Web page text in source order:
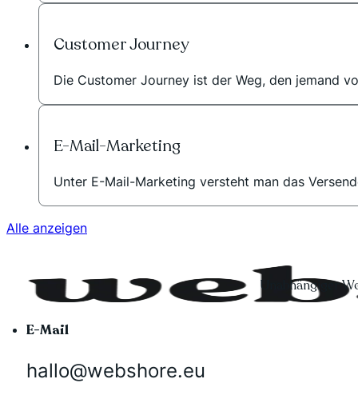
Customer Journey
Die Customer Journey ist der Weg, den jemand
E-Mail-Marketing
Unter E-Mail-Marketing versteht man das
Alle anzeigen
Unabhängiger
E-Mail
hallo@webshore.eu